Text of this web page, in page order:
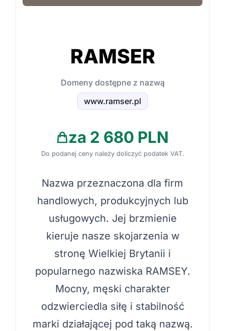
RAMSER
Domeny dostępne z nazwą
www.ramser.pl
za 2 680 PLN
Do podanej ceny należy doliczyć podatek VAT.
Nazwa przeznaczona dla firm
handlowych, produkcyjnych lub
usługowych. Jej brzmienie
kieruje nasze skojarzenia w
stronę Wielkiej Brytanii i
popularnego nazwiska RAMSEY.
Mocny, męski charakter
odzwierciedla siłę i stabilność
marki działającej pod taką nazwą.